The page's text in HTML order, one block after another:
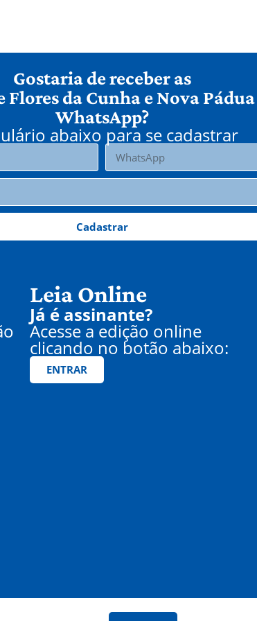
Gostaria de receber as
Flores da Cunha e Nova
WhatsApp?
abaixo para se cadastrar
Cadastrar
Leia Online
Já é assinante?
Acesse a edição online
clicando no botão abaixo:
ENTRAR